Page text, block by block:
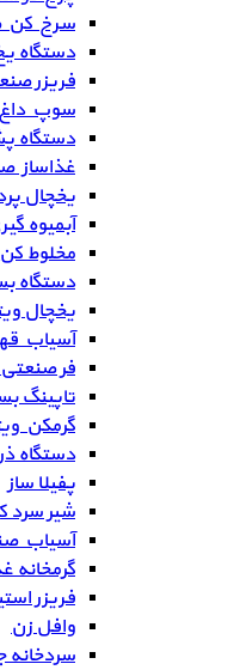
سرخ کن
دستگاه
فریزر
سوپ
دستگاه
غذاساز
یخچال
آبمیوه
مخلوط
دستگاه
یخچال
آسیاب
فر صنعتی
تاپینگ
گرمکن
دستگاه
پفیلا ساز
شیر سرد
آسیاب
گرمخانه
فریزر
وافل زن